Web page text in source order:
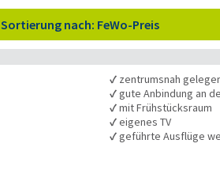
Sortierung nach: FeWo-Preis
✓ zentrumsnah
✓gute Anbindung an
✓mit Frühstücksraum
✓eigenes TV
✓geführte Ausflüge